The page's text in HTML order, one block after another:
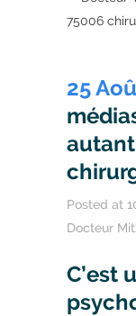
25
Posted at
Docteur
C’est